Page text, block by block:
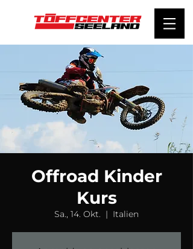
Offroad Kinder
Kurs
Sa., 14. Okt.
  |
Italien